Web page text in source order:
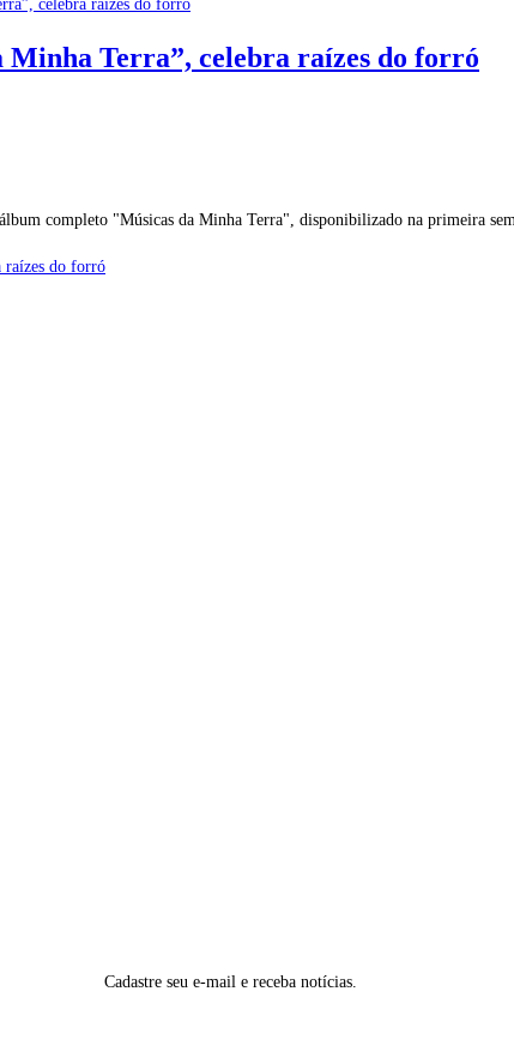
Terra”, celebra raízes do forró
completo "Músicas da Minha Terra", disponibilizado na primeira
raízes do forró
Cadastre seu e-mail e receba notícias.